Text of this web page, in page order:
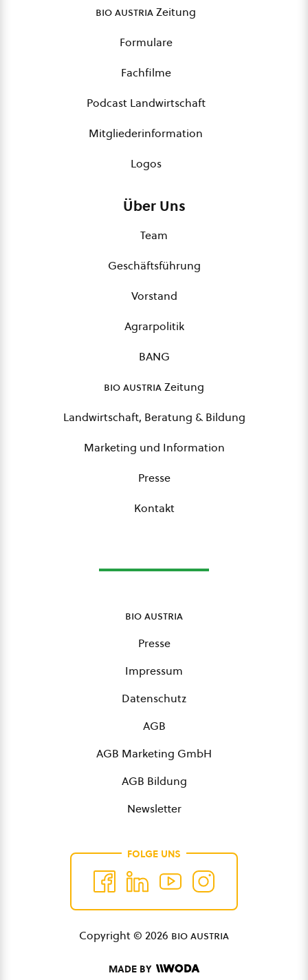
bio austriaZeitung
Formulare
Fachfilme
Podcast Landwirtschaft
Mitgliederinformation
Logos
Über Uns
Team
Geschäftsführung
Vorstand
Agrarpolitik
BANG
bio austriaZeitung
Landwirtschaft, Beratung & Bildung
Marketing und Information
Presse
Kontakt
bio austria
Presse
Impressum
Datenschutz
AGB
AGB Marketing GmbH
AGB Bildung
Newsletter
FOLGE UNS
Copyright © 2026 bio austria
MADE BY